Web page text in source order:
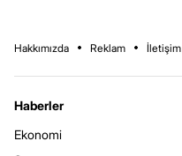
Hakkımızda Reklam İletişim
Haberler
Ekonomi